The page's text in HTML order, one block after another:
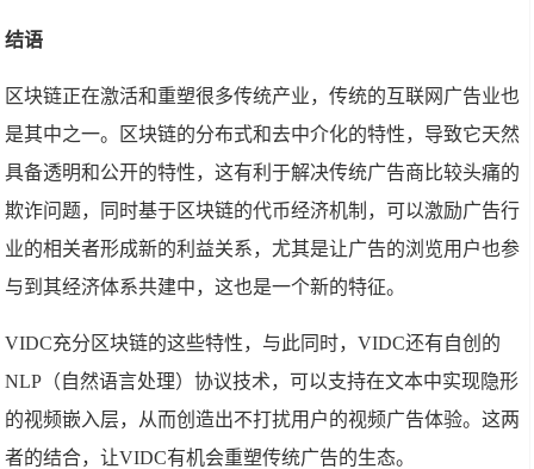
结语
区块链正在激活和重塑很多传统产业，传统的互联网广告业也
是其中之一。区块链的分布式和去中介化的特性，导致它天然
具备透明和公开的特性，这有利于解决传统广告商比较头痛的
欺诈问题，同时基于区块链的代币经济机制，可以激励广告行
业的相关者形成新的利益关系，尤其是让广告的浏览用户也参
与到其经济体系共建中，这也是一个新的特征。
VIDC充分区块链的这些特性，与此同时，VIDC还有自创的
NLP（自然语言处理）协议技术，可以支持在文本中实现隐形
的视频嵌入层，从而创造出不打扰用户的视频广告体验。这两
者的结合，让VIDC有机会重塑传统广告的生态。